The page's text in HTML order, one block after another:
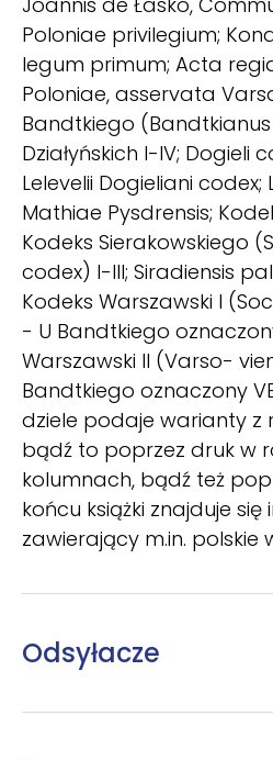
Poloniae privilegium;
legum primum; Acta
Poloniae, asservata
Bandtkiego
Działyńskich I-IV; Dogieli
Lelevelii Dogieliani codex;
Mathiae Pysdrensis;
Kodeks Sierakowskiego
codex) I-III; Siradiensis
Kodeks Warszawski I
- U Bandtkiego
Warszawski II (Varso-
Bandtkiego oznaczony
dziele podaje warianty z
bądź to poprzez druk w
kolumnach, bądź też
końcu książki znajduje
zawierający m.in. polskie
Odsyłacze